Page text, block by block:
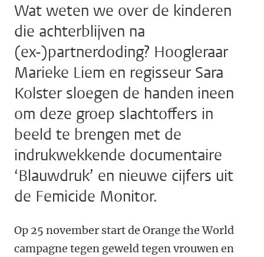
Wat weten we over de kinderen
die achterblijven na
(ex-)partnerdoding? Hoogleraar
Marieke Liem en regisseur Sara
Kolster sloegen de handen ineen
om deze groep slachtoffers in
beeld te brengen met de
indrukwekkende documentaire
‘Blauwdruk’ en nieuwe cijfers uit
de Femicide Monitor.
Op 25 november start de Orange the World
campagne tegen geweld tegen vrouwen en